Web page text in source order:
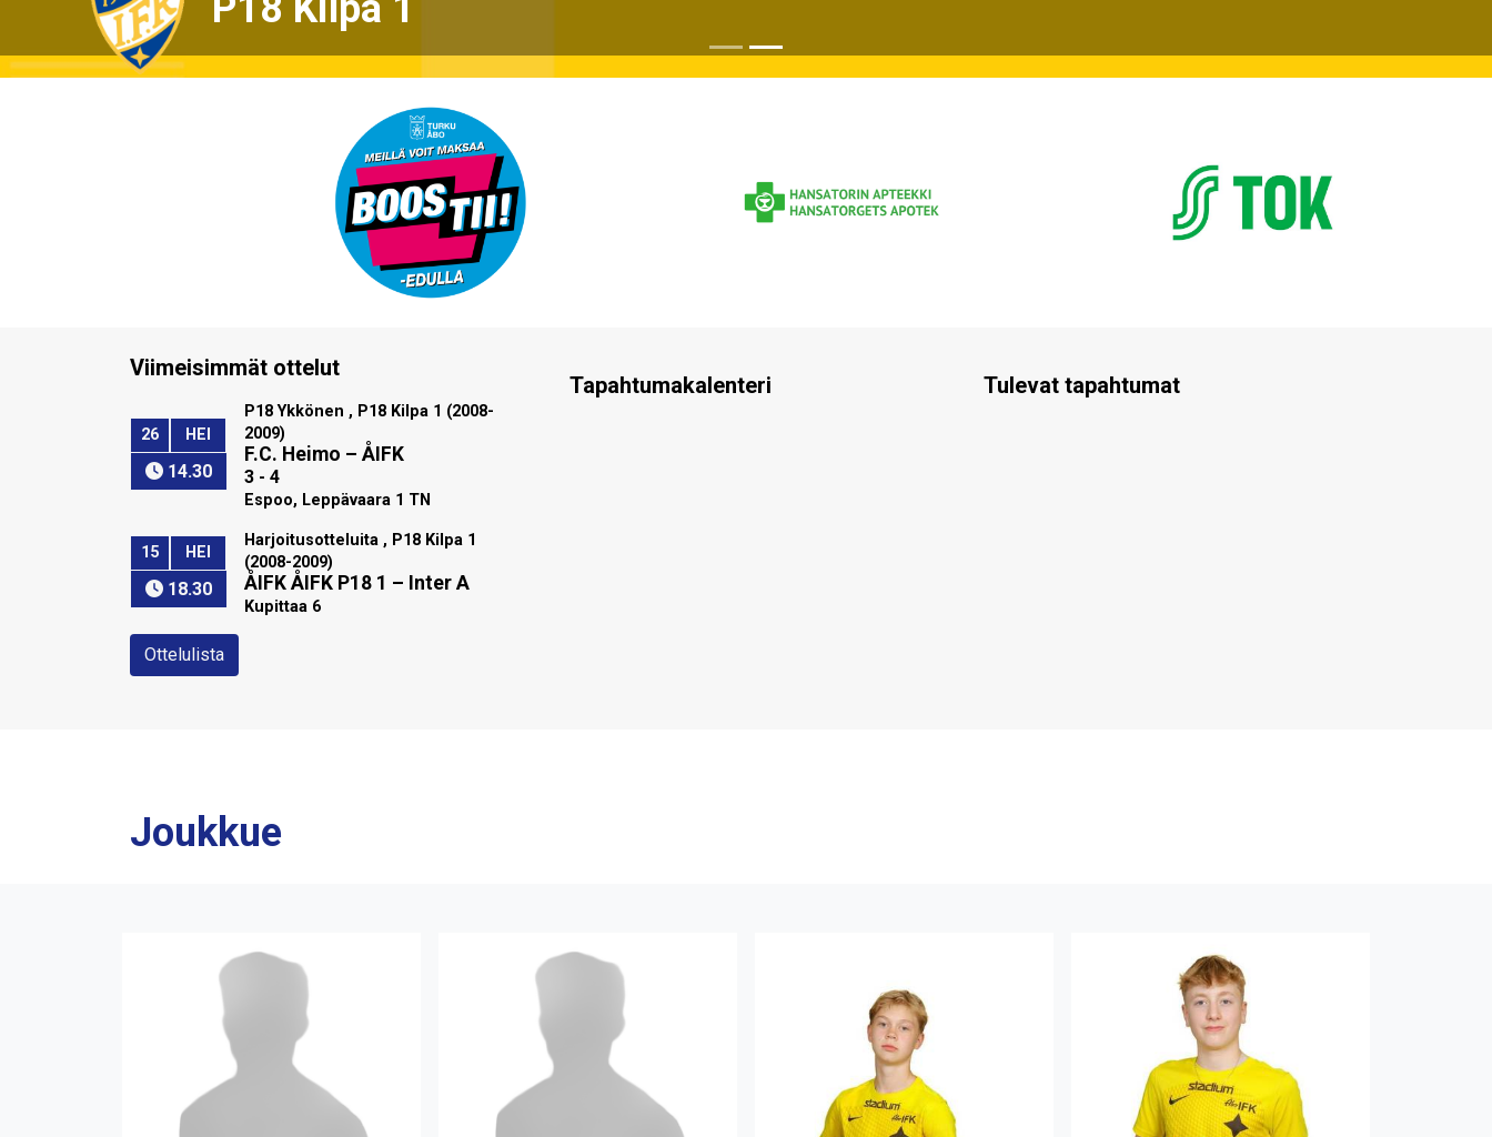
Viimeisimmät ottelut
26 HEI
14.30
P18 Ykkönen , P18 Kilpa 1 (2008-
2009)
F.C. Heimo – ÅIFK
3 - 4
Espoo, Leppävaara 1 TN
15 HEI
18.30
Harjoitusotteluita , P18 Kilpa 1
(2008-2009)
ÅIFK ÅIFK P18 1 – Inter A
Kupittaa 6
Ottelulista
Tapahtumakalenteri Tulevat tapahtumat
Joukkue